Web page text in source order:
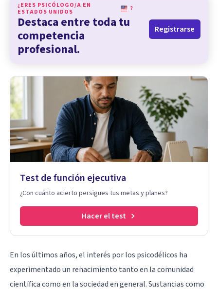
¿ERES PSICÓLOGO/A EN
ESTADOS UNIDOS
?
Destaca entre toda tu
competencia
profesional.
Registrarse
Test de función ejecutiva
¿Con cuánto acierto persigues tus metas y planes?
Hacer el test
En los últimos años, el interés por los psicodélicos ha
experimentado un renacimiento tanto en la comunidad
científica como en la sociedad en general. Sustancias como